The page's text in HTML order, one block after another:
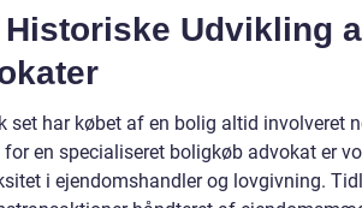
Historiske Udvikling
set har købet af en bolig altid involveret
for en specialiseret boligkøb advokat er
i ejendomshandler og lovgivning.